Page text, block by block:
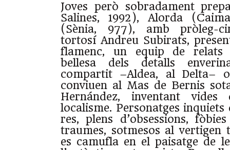
Joves però sobradament
Salines, 1992), Alorda
(Sènia, 977), amb pròleg-
tortosí Andreu Subirats,
flamenc, un equip de relats
bellesa dels detalls
compartit –Aldea, al Delta–
conviuen al Mas de Bernis
Hernández, inventant vides
localisme. Personatges
res, plens d’obsessions,
traumes, sotmesos al vertigen
es camufla en el paisatge de